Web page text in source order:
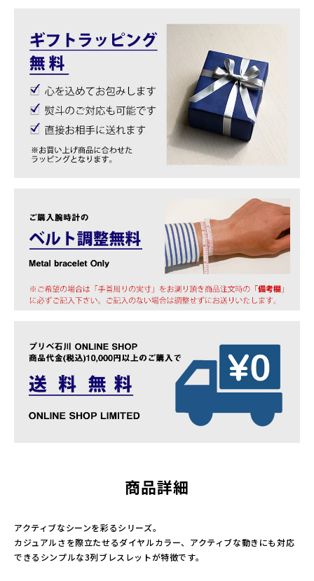
商品詳細
アクティブなシーンを彩るシリーズ。
カジュアルさを際立たせるダイヤルカラー、アクティブな動きにも対応
できるシンプルな3列ブレスレットが特徴です。